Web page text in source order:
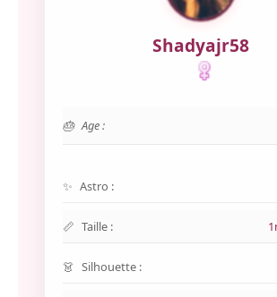
Shadyajr58
Age :
Astro :
Taille :
Silhouette :